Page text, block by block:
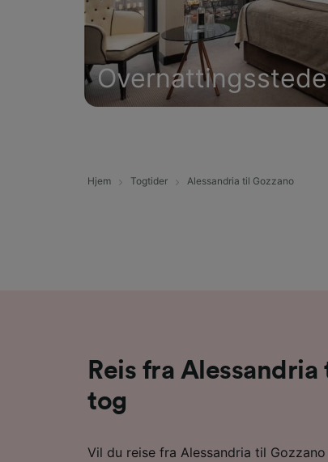
Hjem Togtider Alessandria til Gozzano
Reis fra Alessandria
tog
Vil du reise fra Alessandria til